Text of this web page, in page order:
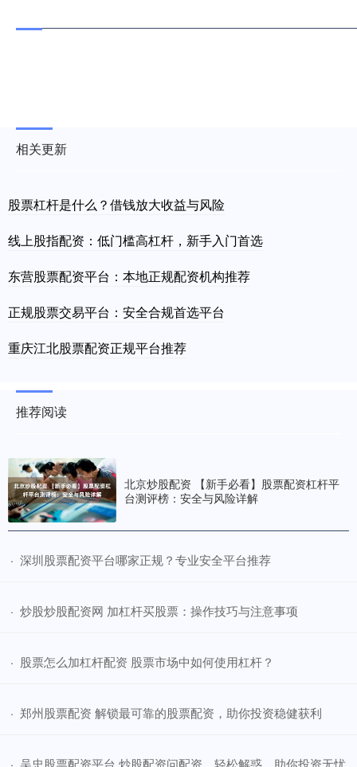
相关更新
股票杠杆是什么？借钱放大收益与风险
线上股指配资：低门槛高杠杆，新手入门首选
东营股票配资平台：本地正规配资机构推荐
正规股票交易平台：安全合规首选平台
重庆江北股票配资正规平台推荐
推荐阅读
北京炒股配资 【新手必看】股票配资杠杆平
台测评榜：安全与风险详解
· ​深圳股票配资平台哪家正规？专业安全平台推荐
· ​炒股炒股配资网 加杠杆买股票：操作技巧与注意事项
· ​股票怎么加杠杆配资 股票市场中如何使用杠杆？
· ​郑州股票配资 解锁最可靠的股票配资，助你投资稳健获利